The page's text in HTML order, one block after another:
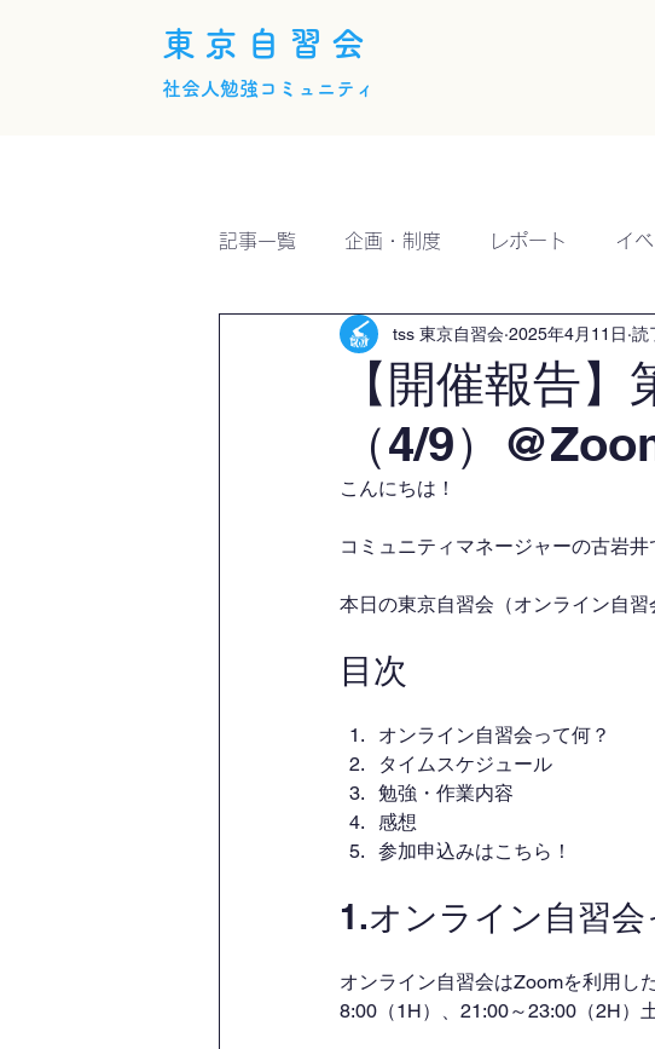
東京自習会
社会人勉強コミュニティ
記事一覧 企画・制度 レポート イ
【開催報告
（4/9）
tss 東京自習会 2025年4月11日 読
こんにちは！
コミュニティマネージャーの古岩
本日の東京自習会（オンライン自習
目次
オンライン自習会って何？
タイムスケジュール
勉強・作業内容
感想
参加申込みはこちら！
1.オンライン自習会
オンライン自習会はZoomを利用し
8:00（1H）、21:00～23:00（2H）